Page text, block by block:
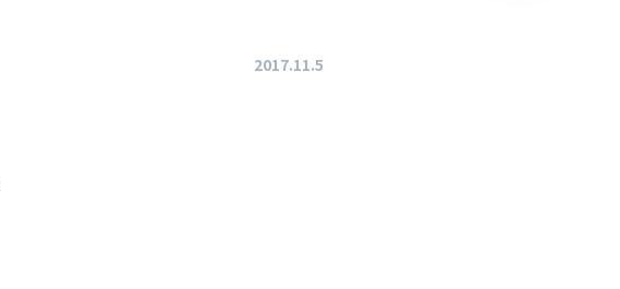
2017.11.5